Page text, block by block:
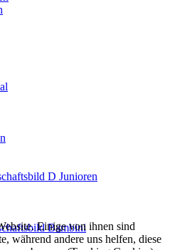
D Junioren
Bambini
Einige von ihnen sind
während andere uns helfen, diese